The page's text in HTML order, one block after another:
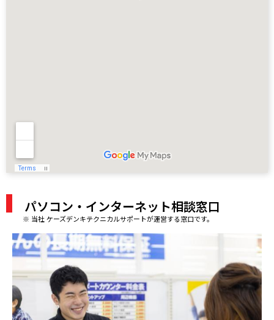
パソコン・インターネット相談窓口
※ 当社 ケーズデンキテクニカルサポートが運営する窓口です。